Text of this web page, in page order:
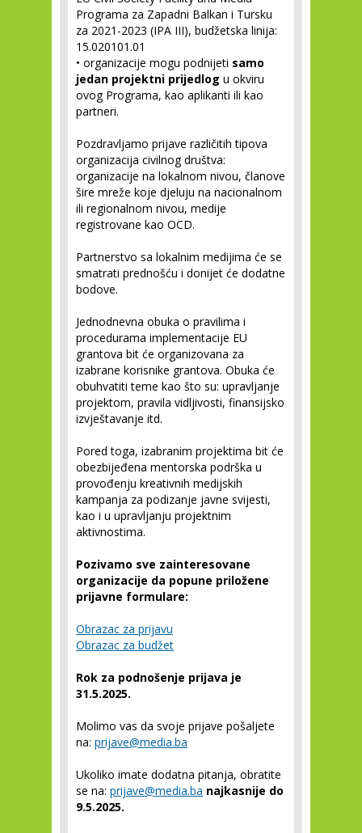
Programa za Zapadni Balkan i Tursku
za 2021-2023 (IPA III), budžetska linija:
15.020101.01
• organizacije mogu podnijeti samo
jedan projektni prijedlog u okviru
ovog Programa, kao aplikanti ili kao
partneri.
Pozdravljamo prijave različitih tipova
organizacija civilnog društva:
organizacije na lokalnom nivou, članove
šire mreže koje djeluju na nacionalnom
ili regionalnom nivou, medije
registrovane kao OCD.
Partnerstvo sa lokalnim medijima će se
smatrati prednošću i donijet će dodatne
bodove.
Jednodnevna obuka o pravilima i
procedurama implementacije EU
grantova bit će organizovana za
izabrane korisnike grantova. Obuka će
obuhvatiti teme kao što su: upravljanje
projektom, pravila vidljivosti, finansijsko
izvještavanje itd.
Pored toga, izabranim projektima bit će
obezbijeđena mentorska podrška u
provođenju kreativnih medijskih
kampanja za podizanje javne svijesti,
kao i u upravljanju projektnim
aktivnostima.
Pozivamo sve zainteresovane
organizacije da popune priložene
prijavne formulare:
Obrazac za prijavu
Obrazac za budžet
Rok za podnošenje prijava je
31.5.2025.
Molimo vas da svoje prijave pošaljete
na: prijave@media.ba
Ukoliko imate dodatna pitanja, obratite
se na: prijave@media.ba najkasnije do
9.5.2025.